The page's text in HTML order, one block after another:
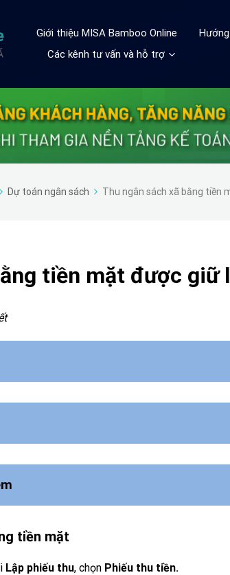
Giới thiệu MISA Bamboo Online
Các kênh tư vấn và hỗ trợ
Dự toán ngân sách Thu ngân sách xã bằng tiền
tiền mặt được giữ
thu, ghi chi theo mẫu Bảng kê chứng từ
tiền mặt
Lập phiếu thu, chọn Phiếu thu tiền.